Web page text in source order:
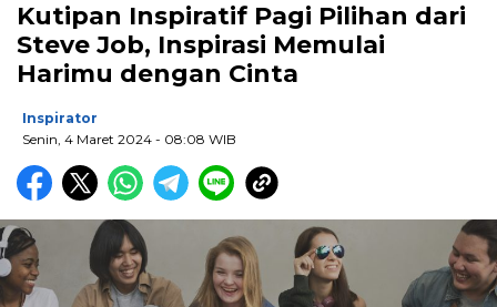
Kutipan Inspiratif Pagi Pilihan dari
Steve Job, Inspirasi Memulai
Harimu dengan Cinta
Inspirator
Senin, 4 Maret 2024 - 08:08 WIB